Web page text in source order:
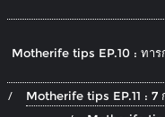
Motherife tips EP.10 : ทาร
Motherife tips EP.11 : 7